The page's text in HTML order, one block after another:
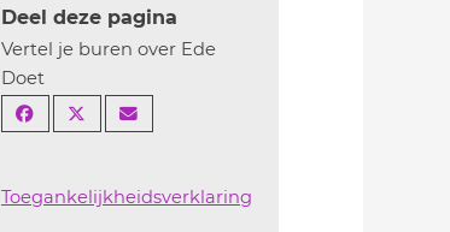
Deel deze pagina
Vertel je buren over Ede
Doet
Toegankelijkheidsverklaring